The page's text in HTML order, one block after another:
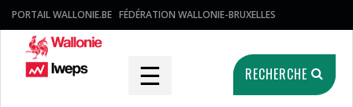
PORTAIL WALLONIE.BE FÉDÉRATION WALLONIE-BRUXELLES
☰ RECHERCHE